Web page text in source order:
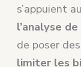
s’appuient
l’analyse
de poser
limiter les